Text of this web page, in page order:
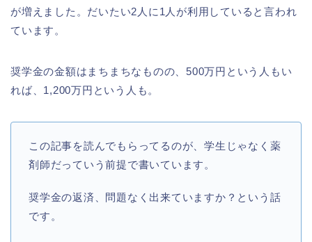
が増えました。だいたい2人に1人が利用していると言われ
ています。
奨学金の金額はまちまちなものの、500万円という人もい
れば、1,200万円という人も。
この記事を読んでもらってるのが、学生じゃなく薬
剤師だっていう前提で書いています。
奨学金の返済、問題なく出来ていますか？という話
です。